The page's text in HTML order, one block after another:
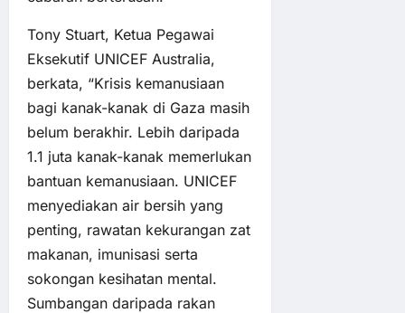
Tony Stuart, Ketua Pegawai
Eksekutif UNICEF Australia,
berkata, “Krisis kemanusiaan
bagi kanak-kanak di Gaza masih
belum berakhir. Lebih daripada
1.1 juta kanak-kanak memerlukan
bantuan kemanusiaan. UNICEF
menyediakan air bersih yang
penting, rawatan kekurangan zat
makanan, imunisasi serta
sokongan kesihatan mental.
Sumbangan daripada rakan